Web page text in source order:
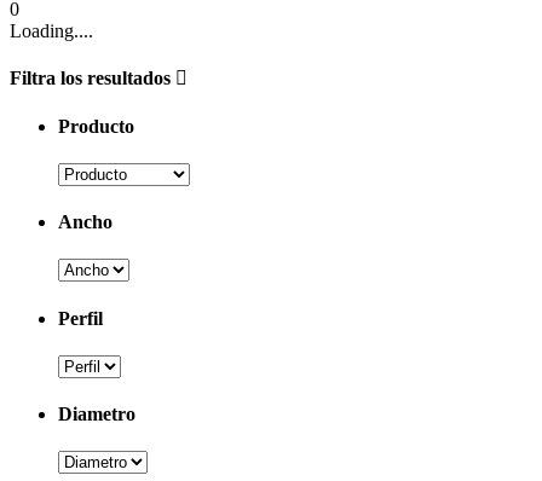
0
Loading....
Filtra los resultados
Producto
Ancho
Perfil
Diametro